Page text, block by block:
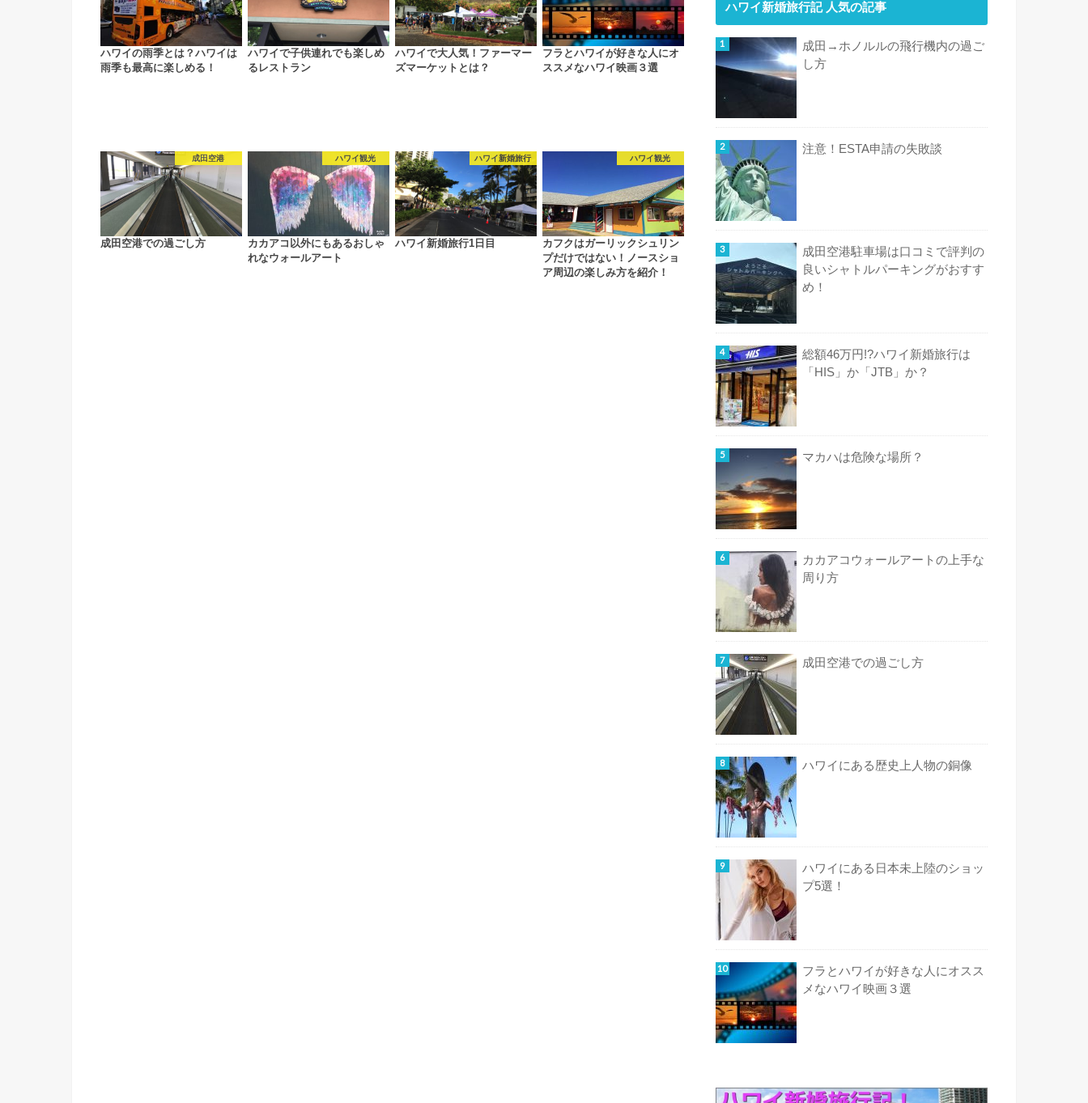
ハワイの雨季とは？ハワイは
雨季も最高に楽しめる！
ハワイで子供連れでも楽しめ
るレストラン
ハワイで大人気！ファーマー
ズマーケットとは？
フラとハワイが好きな人にオ
ススメなハワイ映画３選
成田空港
成田空港での過ごし方
ハワイ観光
カカアコ以外にもあるおしゃ
れなウォールアート
ハワイ新婚旅行
ハワイ新婚旅行1日目
ハワイ観光
カフクはガーリックシュリン
プだけではない！ノースショ
ア周辺の楽しみ方を紹介！
ハワイ新婚旅行記 人気の記事
成田→ホノルルの飛行機内の過ご
し方
注意！ESTA申請の失敗談
成田空港駐車場は口コミで評判の
良いシャトルパーキングがおすす
め！
総額46万円!?ハワイ新婚旅行は
「HIS」か「JTB」か？
マカハは危険な場所？
カカアコウォールアートの上手な
周り方
成田空港での過ごし方
ハワイにある歴史上人物の銅像
ハワイにある日本未上陸のショッ
プ5選！
フラとハワイが好きな人にオスス
メなハワイ映画３選